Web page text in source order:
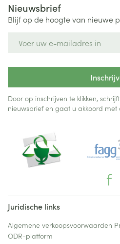
Nieuwsbrief
Blijf op de hoogte van nieuwe
Door op inschrijven te klikken,
nieuwsbrief en gaat u akkoord met
Juridische links
Algemene verkoopsvoorwaarden
ODR-platform